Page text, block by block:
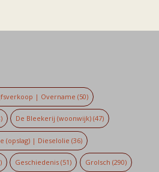
| Overname (50)
De Bleekerij (woonwijk) (47)
(opslag) | Dieselolie (36)
Geschiedenis (51) Grolsch (290)